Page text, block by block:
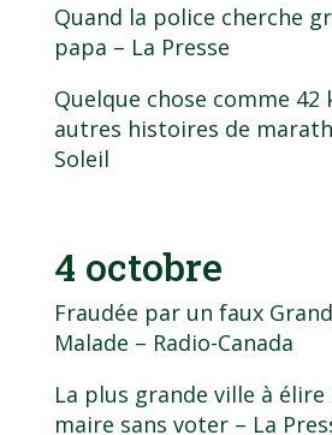
Quand la police cherche
papa – La Presse
Quelque chose comme 42
autres histoires de
Soleil
4 octobre
Fraudée par un faux
Malade – Radio-Canada
La plus grande ville à élire
maire sans voter– La